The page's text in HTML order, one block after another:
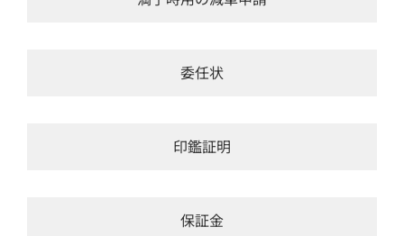
委任状
印鑑証明
保証金